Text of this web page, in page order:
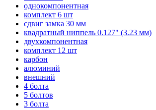
однокомпонентная
комплект 6 шт
сдвиг замка 30 мм
квадратный ниппель 0.127" (3.23 мм)
двухкомпонентная
комплект 12 шт
карбон
алюминий
внешний
4 болта
5 болтов
3 болта